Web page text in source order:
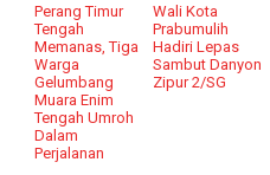
Perang Timur
Tengah
Memanas, Tiga
Warga
Gelumbang
Muara Enim
Tengah Umroh
Dalam
Perjalanan
Wali Kota
Prabumulih
Hadiri Lepas
Sambut Danyon
Zipur 2/SG